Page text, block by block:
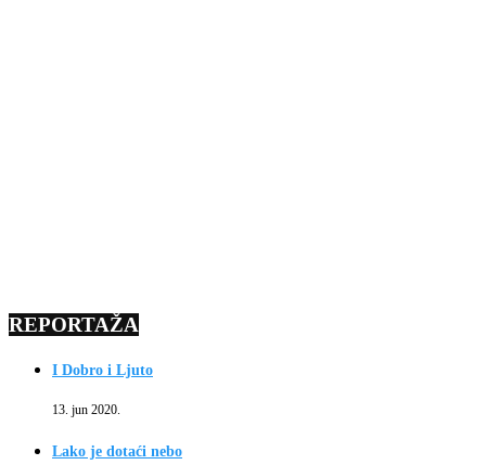
REPORTAŽA
I Dobro i Ljuto
13. jun 2020.
Lako je dotaći nebo